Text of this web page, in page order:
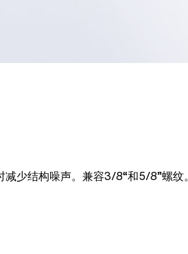
少结构噪声。兼容3/8“和5/8”螺纹。